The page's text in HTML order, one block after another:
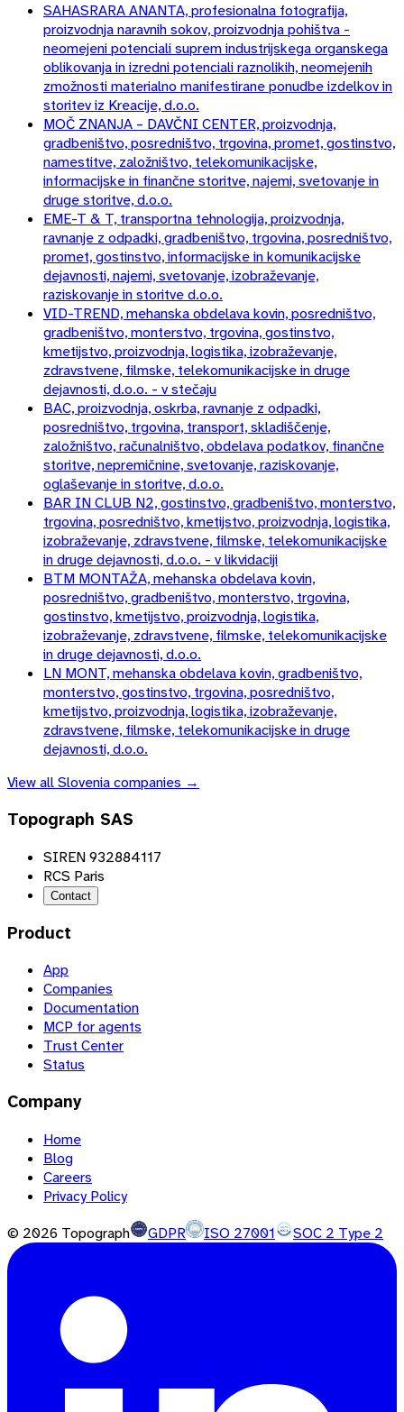
SAHASRARA ANANTA, profesionalna fotografija,
proizvodnja naravnih sokov, proizvodnja pohištva -
neomejeni potenciali suprem industrijskega organskega
oblikovanja in izredni potenciali raznolikih, neomejenih
zmožnosti materialno manifestirane ponudbe izdelkov in
storitev iz Kreacije, d.o.o.
MOČ ZNANJA – DAVČNI CENTER, proizvodnja,
gradbeništvo, posredništvo, trgovina, promet, gostinstvo,
namestitve, založništvo, telekomunikacijske,
informacijske in finančne storitve, najemi, svetovanje in
druge storitve, d.o.o.
EME-T & T, transportna tehnologija, proizvodnja,
ravnanje z odpadki, gradbeništvo, trgovina, posredništvo,
promet, gostinstvo, informacijske in komunikacijske
dejavnosti, najemi, svetovanje, izobraževanje,
raziskovanje in storitve d.o.o.
VID-TREND, mehanska obdelava kovin, posredništvo,
gradbeništvo, monterstvo, trgovina, gostinstvo,
kmetijstvo, proizvodnja, logistika, izobraževanje,
zdravstvene, filmske, telekomunikacijske in druge
dejavnosti, d.o.o. - v stečaju
BAC, proizvodnja, oskrba, ravnanje z odpadki,
posredništvo, trgovina, transport, skladiščenje,
založništvo, računalništvo, obdelava podatkov, finančne
storitve, nepremičnine, svetovanje, raziskovanje,
oglaševanje in storitve, d.o.o.
BAR IN CLUB N2, gostinstvo, gradbeništvo, monterstvo,
trgovina, posredništvo, kmetijstvo, proizvodnja, logistika,
izobraževanje, zdravstvene, filmske, telekomunikacijske
in druge dejavnosti, d.o.o. - v likvidaciji
BTM MONTAŽA, mehanska obdelava kovin,
posredništvo, gradbeništvo, monterstvo, trgovina,
gostinstvo, kmetijstvo, proizvodnja, logistika,
izobraževanje, zdravstvene, filmske, telekomunikacijske
in druge dejavnosti, d.o.o.
LN MONT, mehanska obdelava kovin, gradbeništvo,
monterstvo, gostinstvo, trgovina, posredništvo,
kmetijstvo, proizvodnja, logistika, izobraževanje,
zdravstvene, filmske, telekomunikacijske in druge
dejavnosti, d.o.o.
View allSloveniacompanies →
Topograph SAS
SIREN 932884117
RCS Paris
Contact
Product
App
Companies
Documentation
MCP for agents
Trust Center
Status
Company
Home
Blog
Careers
Privacy Policy
© 2026 Topograph GDPR ISO 27001 SOC 2 Type 2